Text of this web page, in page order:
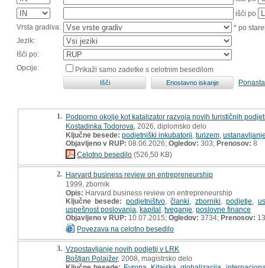
išči po
Vrsta gradiva:
* po
Jezik:
Išči po:
Opcije:
Prikaži samo zadetke s celotnim besedilom
1. Podporno okolje kot katalizator razvoja novih turističnih
Kostadinka Todorova , 2026, diplomsko delo
Ključne besede: podjetniški inkubatorji turizem
Objavljeno v RUP: 08.06.2026; Ogledov: 303; Prenosov: 8
Celotno besedilo (526,50 KB)
2. Harvard business review on entrepreneurship
1999, zbornik
Opis: Harvard business review on entrepreneurship
Ključne besede: podjetništvo,članki zborniki ,podjetje
uspešnost poslovanja kapital tveganje poslovne finance
Objavljeno v RUP: 10.07.2015; Ogledov: 3734; Prenosov:
Povezava na celotno besedilo
3. Vzpostavljanje novih podjetij v LRK
Boštjan Polajžer, 2008, magistrsko delo